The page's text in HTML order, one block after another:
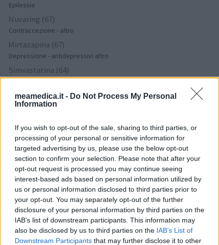
meamedica.it - Do Not Process My Personal
Information
If you wish to opt-out of the sale, sharing to third parties, or
processing of your personal or sensitive information for
targeted advertising by us, please use the below opt-out
section to confirm your selection. Please note that after your
opt-out request is processed you may continue seeing
interest-based ads based on personal information utilized by
us or personal information disclosed to third parties prior to
your opt-out. You may separately opt-out of the further
disclosure of your personal information by third parties on the
IAB’s list of downstream participants. This information may
also be disclosed by us to third parties on the IAB’s List of
Downstream Participants that may further disclose it to other
Epilessia
Nuvaring (67)
Contraccezione - altro
Mirtazapina (67)
Depressione - antidepressivi altro
Simvastatina (64)
Colesterolo
Omeprazolo (62)
Acidità gastrica - Inibitori della pompa protonica
Ormoni - estrogeni
Trulicity (61)
Diabete - farmaci orali
Amoxicillina (60)
Antibiotici - penicilline ad ampio spettro
Le valutazioni su questa pagina sono contenuti generati dagli
utenti, letti e revisionati prima dell'approvazione per soddisfare i
nostri standard di valutazione dei farmaci. Non chiediamo di